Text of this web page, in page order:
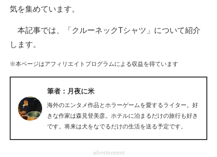
スマホと通信の最新トレンド
進化するPCとデバイスの未来
AI活用のいまが分かる
企業ITのトレンドを詳説
気を集めています。
本記事では、「クルーネックTシャツ」について紹介
します。
※本ページはアフィリエイトプログラムによる収益を得ています
筆者：月夜に米
海外のエンタメ作品とホラーゲームを愛するライター。好
きな作家は森見登美彦。ホテルに泊まるだけの旅行も好き
です。将来は犬をなでるだけの生活を送る予定です。
advertisement